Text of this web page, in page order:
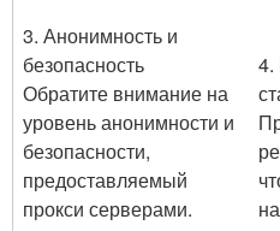
3. Анонимность и
безопасность
Обратите внимание на
уровень анонимности и
безопасности,
предоставляемый
прокси серверами.
4.